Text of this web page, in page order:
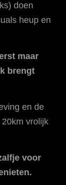
doen
heup en
maar
brengt
en de
vrolijk
voor